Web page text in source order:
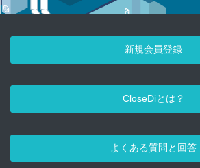
新規会員登録
CloseDiとは？
よくある質問と回答